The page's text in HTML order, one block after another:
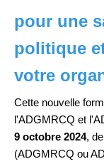
pour une
politique
votre
Cette nouvelle
l'ADGMRCQ et
9 octobre 2024,
(ADGMRCQ ou